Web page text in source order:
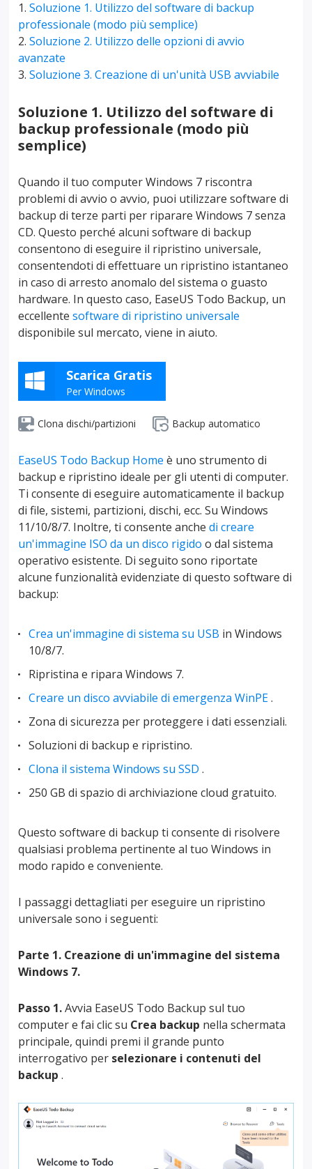
Soluzione 1. Utilizzo del software di backup
professionale (modo più semplice)
Soluzione 2. Utilizzo delle opzioni di avvio
avanzate
Soluzione 3. Creazione di un'unità USB avviabile
Soluzione 1. Utilizzo del software di
backup professionale (modo più
semplice)
Quando il tuo computer Windows 7 riscontra
problemi di avvio o avvio, puoi utilizzare software di
backup di terze parti per riparare Windows 7 senza
CD. Questo perché alcuni software di backup
consentono di eseguire il ripristino universale,
consentendoti di effettuare un ripristino istantaneo
in caso di arresto anomalo del sistema o guasto
hardware. In questo caso, EaseUS Todo Backup, un
eccellentesoftware di ripristino universale
disponibile sul mercato, viene in aiuto.
Scarica Gratis
Per Windows
Clona dischi/partizioni Backup automatico
EaseUS Todo Backup Home è uno strumento di
backup e ripristino ideale per gli utenti di computer.
Ti consente di eseguire automaticamente il backup
di file, sistemi, partizioni, dischi, ecc. Su Windows
11/10/8/7. Inoltre, ti consente anchedi creare
un'immagine ISO da un disco rigido o dal sistema
operativo esistente. Di seguito sono riportate
alcune funzionalità evidenziate di questo software di
backup:
Crea un'immagine di sistema su USB in Windows
10/8/7.
Ripristina e ripara Windows 7.
Creare un disco avviabile di emergenza WinPE.
Zona di sicurezza per proteggere i dati essenziali.
Soluzioni di backup e ripristino.
Clona il sistema Windows su SSD .
250 GB di spazio di archiviazione cloud gratuito.
Questo software di backup ti consente di risolvere
qualsiasi problema pertinente al tuo Windows in
modo rapido e conveniente.
I passaggi dettagliati per eseguire un ripristino
universale sono i seguenti:
Parte 1. Creazione di un'immagine del sistema
Windows 7.
Passo 1.Avvia EaseUS Todo Backup sul tuo
computer e fai clic su Crea backup nella schermata
principale, quindi premi il grande punto
interrogativo per selezionare i contenuti del
backup .